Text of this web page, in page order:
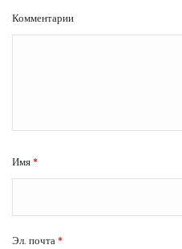
Комментарии
Имя *
Эл. почта *